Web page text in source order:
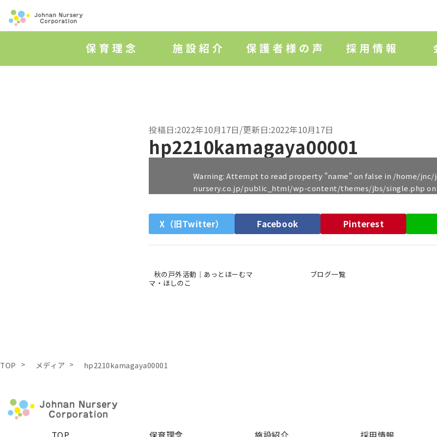
投稿日:2022年10月17日/更新日:2022年10月17日
hp2210kamagaya00001
Warning: Attempt to read property "name" on false in /home/jnc/
nursery.co.jp/public_html/wp-content/themes/jbs/single.php
X（旧Twitter） Facebook Pinterest
秋の戸外活動｜あっとほーむマ
マ・ほしのこ
ブログ一覧
TOP メディア hp2210kamagaya00001